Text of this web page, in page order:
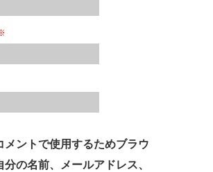
メントで使用するためブラウ
分の名前、メールアドレス、